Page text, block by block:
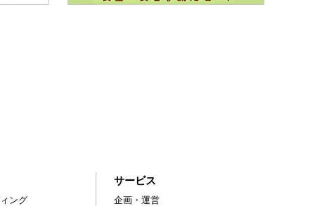
ング
サービス
企画・運営